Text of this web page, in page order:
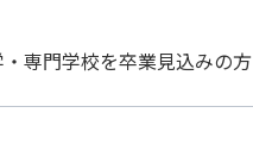
専門学校を卒業見込みの方